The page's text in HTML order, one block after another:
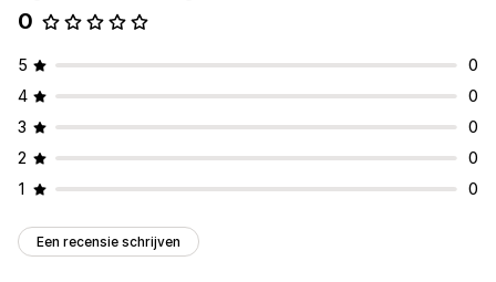
0
5
0
4
0
3
0
2
0
1
0
Een recensie schrijven